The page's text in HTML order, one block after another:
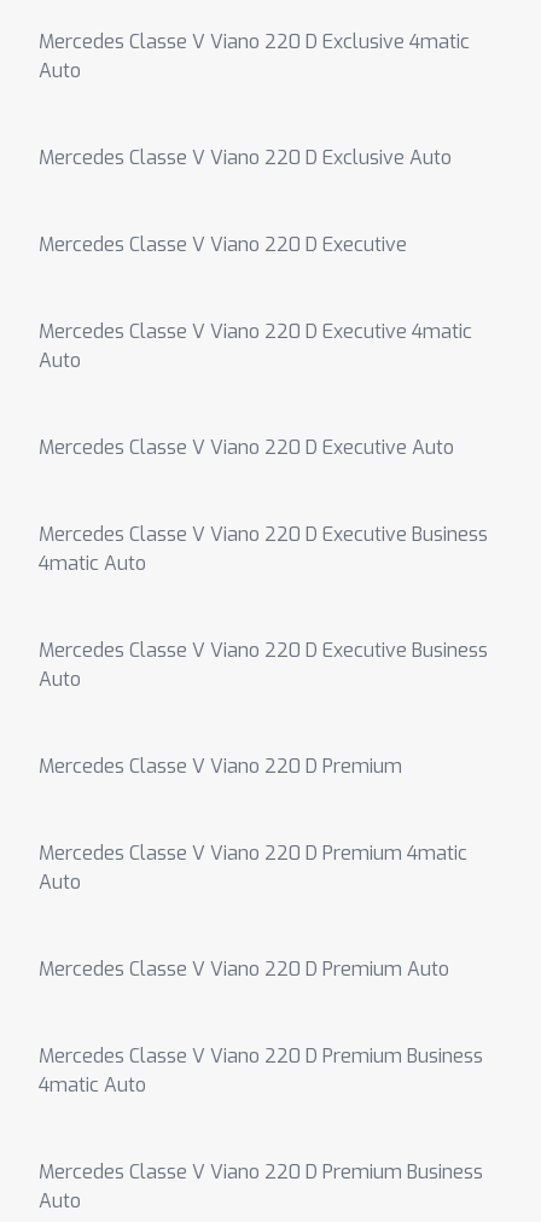
Mercedes Classe V Viano 220 D Exclusive 4matic
Auto
Mercedes Classe V Viano 220 D Exclusive Auto
Mercedes Classe V Viano 220 D Executive
Mercedes Classe V Viano 220 D Executive 4matic
Auto
Mercedes Classe V Viano 220 D Executive Auto
Mercedes Classe V Viano 220 D Executive Business
4matic Auto
Mercedes Classe V Viano 220 D Executive Business
Auto
Mercedes Classe V Viano 220 D Premium
Mercedes Classe V Viano 220 D Premium 4matic
Auto
Mercedes Classe V Viano 220 D Premium Auto
Mercedes Classe V Viano 220 D Premium Business
4matic Auto
Mercedes Classe V Viano 220 D Premium Business
Auto